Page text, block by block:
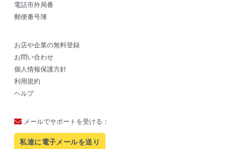
電話市外局番
郵便番号簿
お店や企業の無料登録
お問い合わせ
個人情報保護方針
利用規約
ヘルプ
メールでサポートを受ける：
私達に電子メールを送り